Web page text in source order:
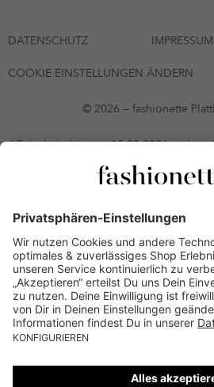
DATENSCHUTZ IMPRESSUM
COOKIE EINSTELLUNGEN ÄNDERN
© 2026 — fashionette
*Gutschein bis zum 12.08.2026
fashionette.at/selected-styles
§9 festgelegten
vorausgesetzt, alle Preise inkl. MwSt.
Ratenkäufen kann die letzte Rate
Anzahl der Raten und die
Zahlungsmethoden kann
namentlich genannt oder dargestellt
der Website angebotenen Artikel
befürwortet. Lieferungen sind nur an